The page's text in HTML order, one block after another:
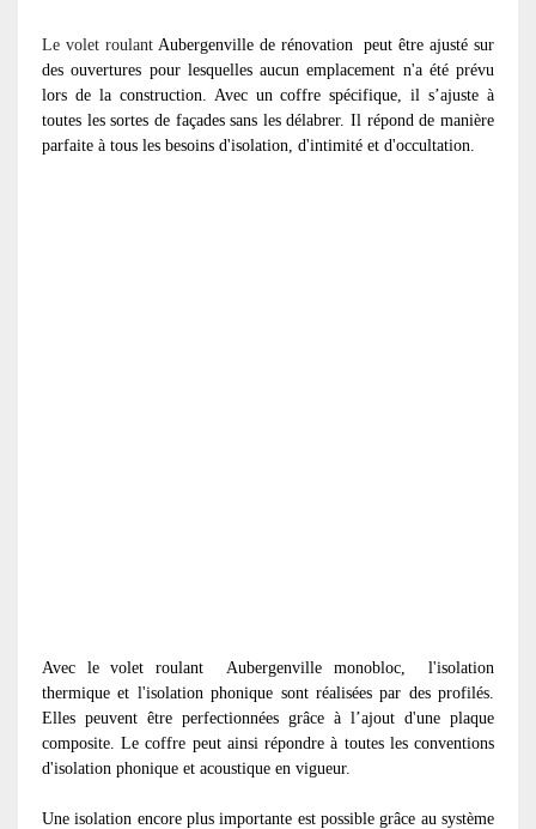
Le volet roulantAubergenville de rénovation
peut être ajusté sur
des ouvertures pour lesquelles aucun emplacement n'a été prévu
lors de la construction. Avec un coffre spécifique, il s’ajuste à
toutes les sortes de façades sans les délabrer. Il répond de manière
parfaite à tous les besoins d'isolation, d'intimité et d'occultation.
Avec le volet roulant
Aubergenville monobloc, l'isolation
thermique et l'isolation phonique sont réalisées par des profilés.
Elles peuvent être perfectionnées grâce à l’ajout d'une plaque
composite. Le coffre peut ainsi répondre à toutes les conventions
d'isolation phonique et acoustique en vigueur.
Une isolation encore plus importante est possible grâce au système